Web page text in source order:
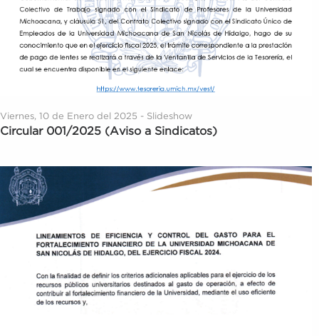
Viernes, 10 de Enero del 2025 - Slideshow
Circular 001/2025 (Aviso a Sindicatos)